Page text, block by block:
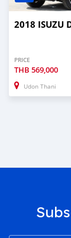
2018 ISUZU
PRICE
THB 569,000
Udon Thani